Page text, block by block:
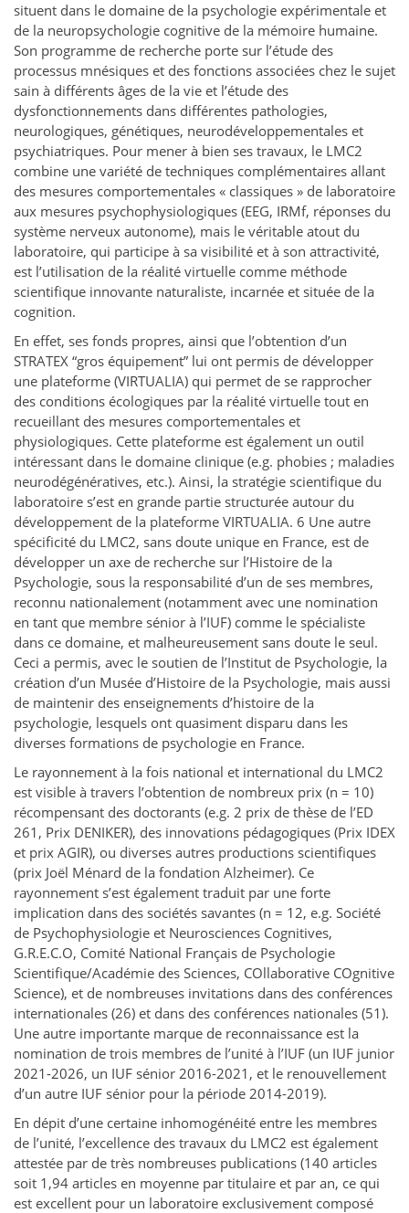
situent dans le domaine de la psychologie expérimentale et
de la neuropsychologie cognitive de la mémoire humaine.
Son programme de recherche porte sur l’étude des
processus mnésiques et des fonctions associées chez le sujet
sain à différents âges de la vie et l’étude des
dysfonctionnements dans différentes pathologies,
neurologiques, génétiques, neurodéveloppementales et
psychiatriques. Pour mener à bien ses travaux, le LMC2
combine une variété de techniques complémentaires allant
des mesures comportementales « classiques » de laboratoire
aux mesures psychophysiologiques (EEG, IRMf, réponses du
système nerveux autonome), mais le véritable atout du
laboratoire, qui participe à sa visibilité et à son attractivité,
est l’utilisation de la réalité virtuelle comme méthode
scientifique innovante naturaliste, incarnée et située de la
cognition.
En effet, ses fonds propres, ainsi que l’obtention d’un
STRATEX “gros équipement” lui ont permis de développer
une plateforme (VIRTUALIA) qui permet de se rapprocher
des conditions écologiques par la réalité virtuelle tout en
recueillant des mesures comportementales et
physiologiques. Cette plateforme est également un outil
intéressant dans le domaine clinique (e.g. phobies ; maladies
neurodégénératives, etc.). Ainsi, la stratégie scientifique du
laboratoire s’est en grande partie structurée autour du
développement de la plateforme VIRTUALIA. 6 Une autre
spécificité du LMC2, sans doute unique en France, est de
développer un axe de recherche sur l’Histoire de la
Psychologie, sous la responsabilité d’un de ses membres,
reconnu nationalement (notamment avec une nomination
en tant que membre sénior à l’IUF) comme le spécialiste
dans ce domaine, et malheureusement sans doute le seul.
Ceci a permis, avec le soutien de l’Institut de Psychologie, la
création d’un Musée d’Histoire de la Psychologie, mais aussi
de maintenir des enseignements d’histoire de la
psychologie, lesquels ont quasiment disparu dans les
diverses formations de psychologie en France.
Le rayonnement à la fois national et international du LMC2
est visible à travers l’obtention de nombreux prix (n = 10)
récompensant des doctorants (e.g. 2 prix de thèse de l’ED
261, Prix DENIKER), des innovations pédagogiques (Prix IDEX
et prix AGIR), ou diverses autres productions scientifiques
(prix Joël Ménard de la fondation Alzheimer). Ce
rayonnement s’est également traduit par une forte
implication dans des sociétés savantes (n = 12, e.g. Société
de Psychophysiologie et Neurosciences Cognitives,
G.R.E.C.O, Comité National Français de Psychologie
Scientifique/Académie des Sciences, COllaborative COgnitive
Science), et de nombreuses invitations dans des conférences
internationales (26) et dans des conférences nationales (51).
Une autre importante marque de reconnaissance est la
nomination de trois membres de l’unité à l’IUF (un IUF junior
2021-2026, un IUF sénior 2016-2021, et le renouvellement
d’un autre IUF sénior pour la période 2014-2019).
En dépit d’une certaine inhomogénéité entre les membres
de l’unité, l’excellence des travaux du LMC2 est également
attestée par de très nombreuses publications (140 articles
soit 1,94 articles en moyenne par titulaire et par an, ce qui
est excellent pour un laboratoire exclusivement composé